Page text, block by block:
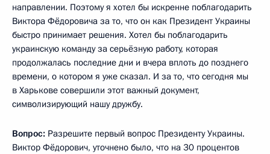
направлении. Поэтому я хотел бы искренне поблагодарить
Виктора Фёдоровича за то, что он как Президент Украины
быстро принимает решения. Хотел бы поблагодарить
украинскую команду за серьёзную работу, которая
продолжалась последние дни и вчера вплоть до позднего
времени, о котором я уже сказал. И за то, что сегодня мы
в Харькове совершили этот важный документ,
символизирующий нашу дружбу.
Вопрос: Разрешите первый вопрос Президенту Украины.
Виктор Фёдорович, уточнено было, что на 30 процентов